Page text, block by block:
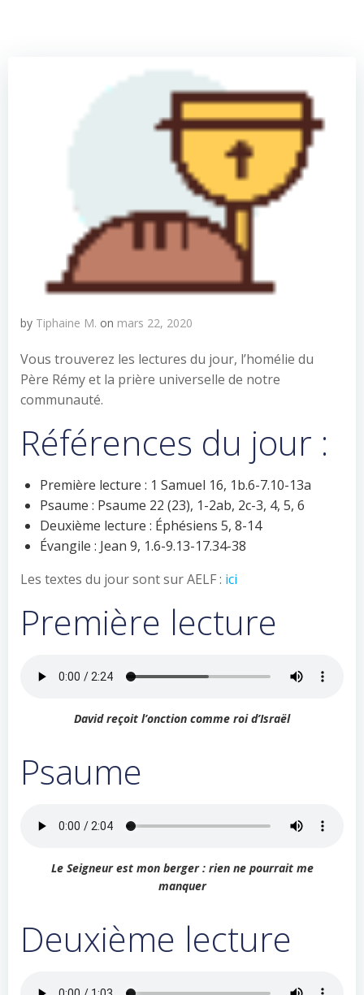
by Tiphaine M. on mars 22, 2020
Vous trouverez les lectures du jour, l’homélie du
Père Rémy et la prière universelle de notre
communauté.
Références du jour :
Première lecture : 1 Samuel 16, 1b.6-7.10-13a
Psaume : Psaume 22 (23), 1-2ab, 2c-3, 4, 5, 6
Deuxième lecture : Éphésiens 5, 8-14
Évangile : Jean 9, 1.6-9.13-17.34-38
Les textes du jour sont sur AELF : ici
Première lecture
David reçoit l’onction comme roi d’Israël
Psaume
Le Seigneur est mon berger : rien ne pourrait me
manquer
Deuxième lecture